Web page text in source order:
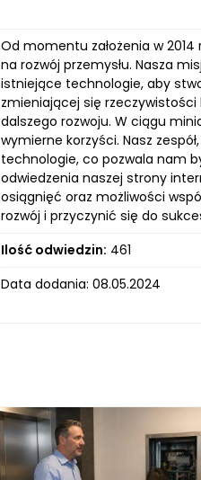
Od momentu założenia w
na rozwój przemysłu. Nasza
istniejące technologie, aby
zmieniającej się
dalszego rozwoju. W ciągu
wymierne korzyści. Nasz
technologie, co pozwala nam
odwiedzenia naszej strony
osiągnięć oraz możliwości
rozwój i przyczynić się do
Ilość odwiedzin: 461
Data dodania: 08.05.2024